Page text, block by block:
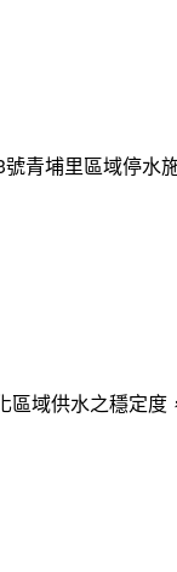
青埔里區域停水
區域供水之穩定